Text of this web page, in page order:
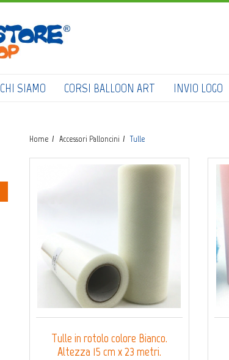
CATALOGO
INVIO LOGO
EVENTI NBS
Login Registrati
CHI SIAMO CORSI BALLOON ART INVIO LOGO
Home Accessori Palloncini Tulle
Tulle in rotolo colore Bianco.
Altezza 15 cm x 23 metri.